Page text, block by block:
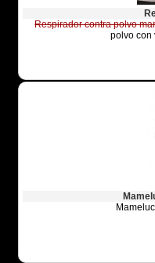
Respirador contra polvo
polvo con